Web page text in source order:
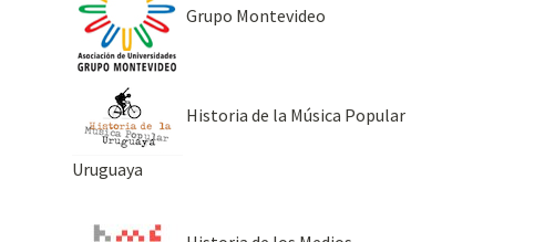
Grupo Montevideo
Historia de la Música Popular
Uruguaya